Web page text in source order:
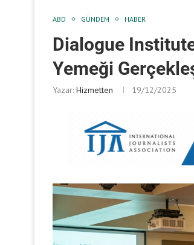
ABD GÜNDEM HABER
Dialogue
Yemeği
Yazar: Hizmetten 19/12/2025